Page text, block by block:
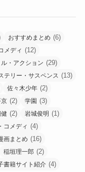
おすすめまとめ (6)
メディ (12)
・アクション (29)
テリー・サスペンス (13)
佐々木少年 (2)
(2) 学園 (3)
(2) 岩城俊明 (1)
コメディ (4)
画まとめ (16)
稲垣理一郎 (2)
書籍サイト紹介 (4)